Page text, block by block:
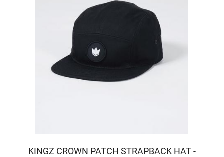
KINGZ CROWN PATCH STRAPBACK HAT -